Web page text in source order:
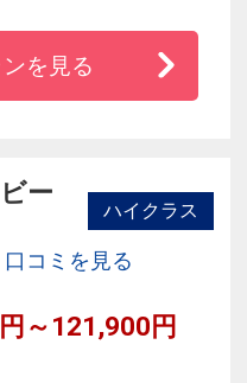
る沖縄本島北部観光
で約３分
を取り入れたお料理
楽しみいただけま
を見る
ー
ハイクラス
口コミを見る
～121,900円